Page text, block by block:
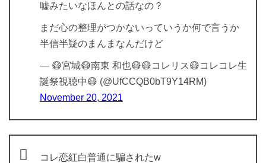
嘘みたいなほんとの話なの？
まだ心の整理がつかないっていうか何で言うか
半信半疑のまんまなんだけど
— 😷宮城😷南東 和也😷😷コレリス😷コレコレ生
誕祭視聴中😷 (@UfCCQB0bT9Y14RM)
November 20, 2021
コレ恋紅白普通に騙されたw